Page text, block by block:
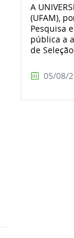
A
(UFAM),
Pesquisa
pública a
de Seleção
05/08/